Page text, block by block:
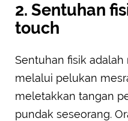
2. Sentuhan
touch
Sentuhan fisik
melalui pelukan
meletakkan tangan
pundak seseorang.